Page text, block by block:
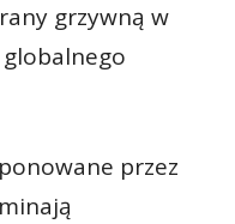
grzywną w
przez